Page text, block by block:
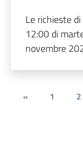
Le richieste
12:00 di
novembre
« 1 2